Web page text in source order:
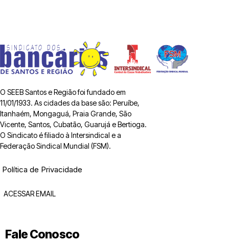
O SEEB Santos e Região foi fundado em
11/01/1933. As cidades da base são: Peruíbe,
Itanhaém, Mongaguá, Praia Grande, São
Vicente, Santos, Cubatão, Guarujá e Bertioga.
O Sindicato é filiado à Intersindical e a
Federação Sindical Mundial (FSM).
Política de Privacidade
ACESSAR EMAIL
Fale Conosco